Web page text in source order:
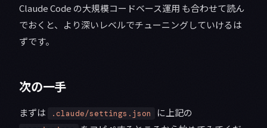
Claude Code の大規模コードベース運用 も合わせて読ん
でおくと、より深いレベルでチューニングしていけるは
ずです。
次の一手
まずは .claude/settings.json に上記の